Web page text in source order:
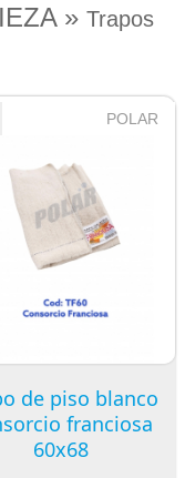
» Trapos
de piso blanco
franciosa
60x68
POLAR